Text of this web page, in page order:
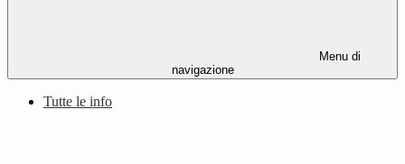
Menu di
navigazione
Tutte le info